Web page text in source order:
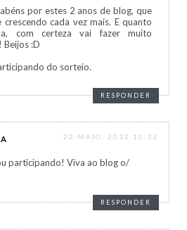
por estes 2 anos de blog, que
crescendo cada vez mais. E quanto
com certeza vai fazer muito
Beijos :D
do sorteio.
RESPONDER
22 MAIO, 2012 10:22
participando! Viva ao blog o/
RESPONDER